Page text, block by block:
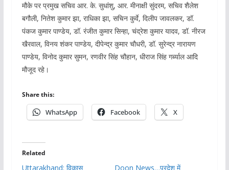
मौके पर प्रमुख सचिव आर. के. सुधांशु, आर. मीनाक्षी सुंदरम, सचिव शैलेश
बगौली, नितेश कुमार झा, राधिका झा, सचिन कुर्वे, दिलीप जावलकर, डॉ.
पंकज कुमार पाण्डेय, डॉ. रंजीत कुमार सिन्हा, चंद्रेश कुमार यादव, डॉ. नीरज
खैरवाल, विनय शंकर पाण्डेय, दीपेन्द्र कुमार चौधरी, डॉ. सुरेन्द्र नारायण
पाण्डेय, विनोद कुमार सुमन, रणवीर सिंह चौहान, धीराज सिंह गर्ब्याल आदि
मौजूद रहे।
Share this:
WhatsApp Facebook X
Related
Uttarakhand: विकास Doon News…प्रदेश में